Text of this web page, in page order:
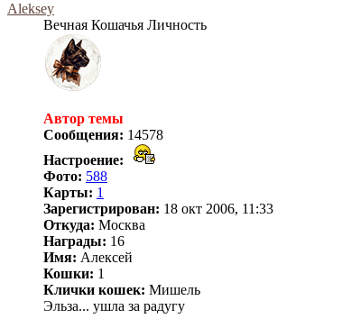
Aleksey
Вечная Кошачья Личность
Автор темы
Сообщения: 14578
Настроение:
Фото: 588
Карты: 1
Зарегистрирован: 18 окт 2006, 11:33
Откуда: Москва
Награды: 16
Имя: Алексей
Кошки: 1
Клички кошек: Мишель
Эльза... ушла за радугу